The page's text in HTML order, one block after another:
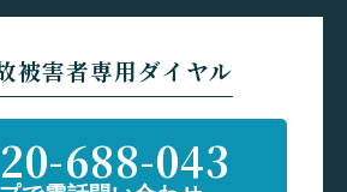
被害者専用ダイヤル
688-043